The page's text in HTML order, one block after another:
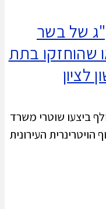
והושמדו כ-130 ק"ג של בשר
שהוחזקו בתת
לציון
ביצעו שוטרי משרד
העירונית